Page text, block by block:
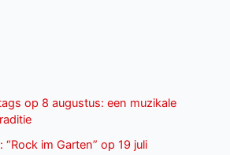
op 8 augustus: een muzikale
im Garten” op 19 juli